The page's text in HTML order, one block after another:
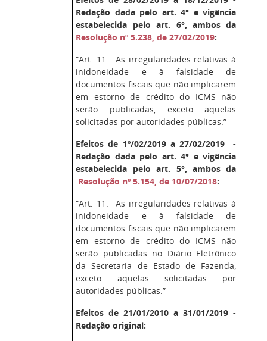
Redação dada pelo art. 4° e vigência
estabelecida pelo art. 6°, ambos da
Resolução nº 5.238, de 27/02/2019:
“Art. 11. As irregularidades relativas à
inidoneidade e à falsidade de
documentos fiscais que não implicarem
em estorno de crédito do ICMS não
serão publicadas, exceto aquelas
solicitadas por autoridades públicas.”
Efeitos de 1º/02/2019 a 27/02/2019 -
Redação dada pelo art. 4° e vigência
estabelecida pelo art. 5°, ambos da
Resolução nº 5.154, de 10/07/2018:
“Art. 11. As irregularidades relativas à
inidoneidade e à falsidade de
documentos fiscais que não implicarem
em estorno de crédito do ICMS não
serão publicadas no Diário Eletrônico
da Secretaria de Estado de Fazenda,
exceto aquelas solicitadas por
autoridades públicas.”
Efeitos de 21/01/2010 a 31/01/2019 -
Redação original: